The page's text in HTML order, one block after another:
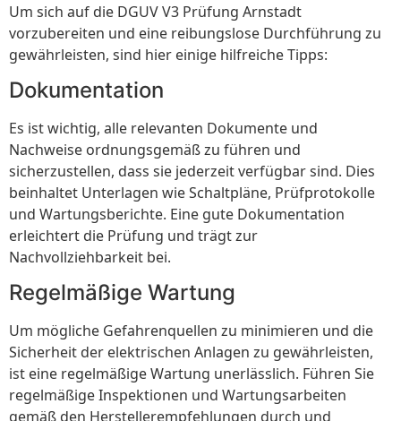
Um sich auf die DGUV V3 Prüfung Arnstadt
vorzubereiten und eine reibungslose Durchführung zu
gewährleisten, sind hier einige hilfreiche Tipps:
Dokumentation
Es ist wichtig, alle relevanten Dokumente und
Nachweise ordnungsgemäß zu führen und
sicherzustellen, dass sie jederzeit verfügbar sind. Dies
beinhaltet Unterlagen wie Schaltpläne, Prüfprotokolle
und Wartungsberichte. Eine gute Dokumentation
erleichtert die Prüfung und trägt zur
Nachvollziehbarkeit bei.
Regelmäßige Wartung
Um mögliche Gefahrenquellen zu minimieren und die
Sicherheit der elektrischen Anlagen zu gewährleisten,
ist eine regelmäßige Wartung unerlässlich. Führen Sie
regelmäßige Inspektionen und Wartungsarbeiten
gemäß den Herstellerempfehlungen durch und